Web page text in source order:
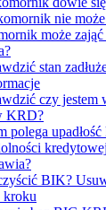
nie
może
stan
czy
KRD?
polega
BIK?
kroku